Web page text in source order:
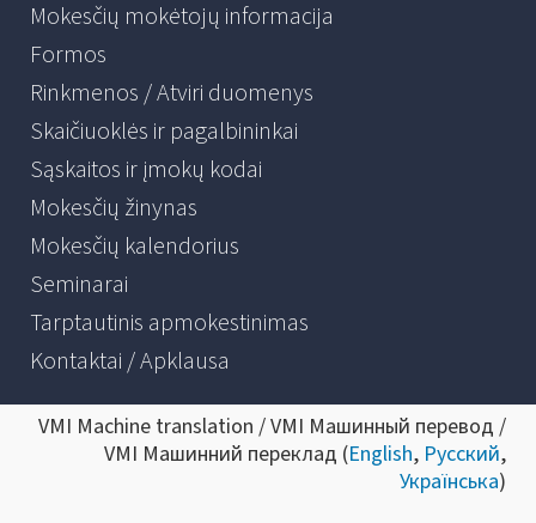
Mokesčių mokėtojų informacija
Formos
Rinkmenos / Atviri duomenys
Skaičiuoklės ir pagalbininkai
Sąskaitos ir įmokų kodai
Mokesčių žinynas
Mokesčių kalendorius
Seminarai
Tarptautinis apmokestinimas
Kontaktai / Apklausa
VMI Machine translation / VMI Машинный перевод /
VMI Машинний переклад (English, Русский,
Українська)